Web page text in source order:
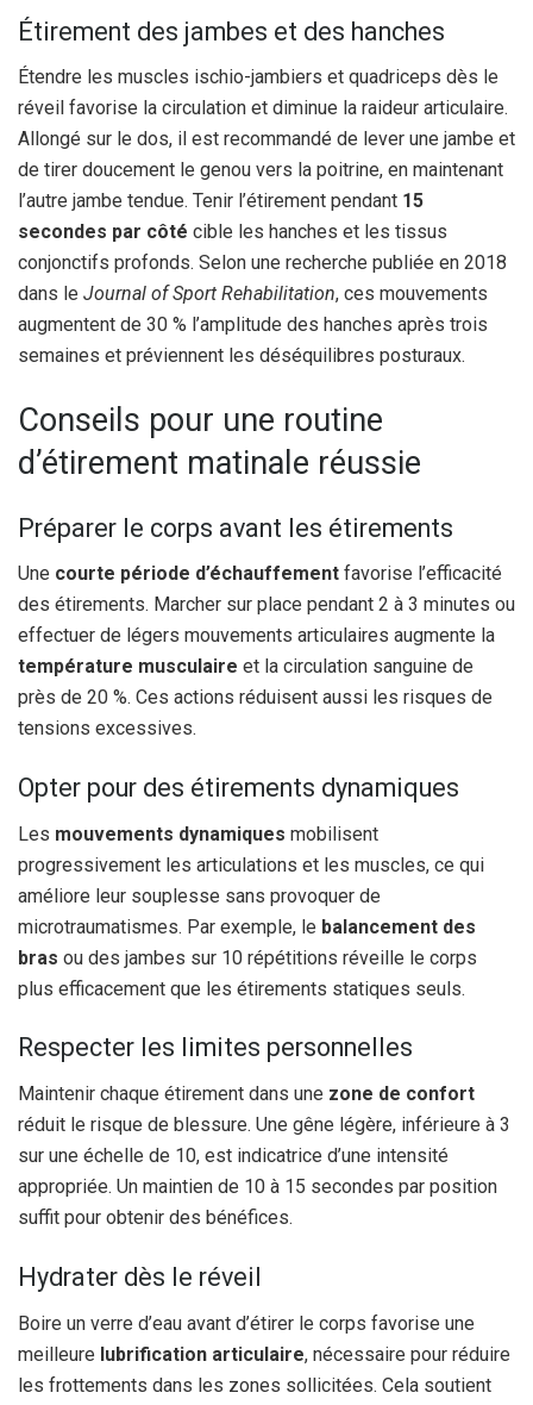
Étirement des jambes et des hanches
Étendre les muscles ischio-jambiers et quadriceps dès le
réveil favorise la circulation et diminue la raideur articulaire.
Allongé sur le dos, il est recommandé de lever une jambe et
de tirer doucement le genou vers la poitrine, en maintenant
l’autre jambe tendue. Tenir l’étirement pendant 15
secondes par côté cible les hanches et les tissus
conjonctifs profonds. Selon une recherche publiée en 2018
dans le Journal of Sport Rehabilitation, ces mouvements
augmentent de 30 % l’amplitude des hanches après trois
semaines et préviennent les déséquilibres posturaux.
Conseils pour une routine
d’étirement matinale réussie
Préparer le corps avant les étirements
Une courte période d’échauffement favorise l’efficacité
des étirements. Marcher sur place pendant 2 à 3 minutes ou
effectuer de légers mouvements articulaires augmente la
température musculaire et la circulation sanguine de
près de 20 %. Ces actions réduisent aussi les risques de
tensions excessives.
Opter pour des étirements dynamiques
Les mouvements dynamiques mobilisent
progressivement les articulations et les muscles, ce qui
améliore leur souplesse sans provoquer de
microtraumatismes. Par exemple, le balancement des
bras ou des jambes sur 10 répétitions réveille le corps
plus efficacement que les étirements statiques seuls.
Respecter les limites personnelles
Maintenir chaque étirement dans une zone de confort
réduit le risque de blessure. Une gêne légère, inférieure à 3
sur une échelle de 10, est indicatrice d’une intensité
appropriée. Un maintien de 10 à 15 secondes par position
suffit pour obtenir des bénéfices.
Hydrater dès le réveil
Boire un verre d’eau avant d’étirer le corps favorise une
meilleure lubrification articulaire, nécessaire pour réduire
les frottements dans les zones sollicitées. Cela soutient